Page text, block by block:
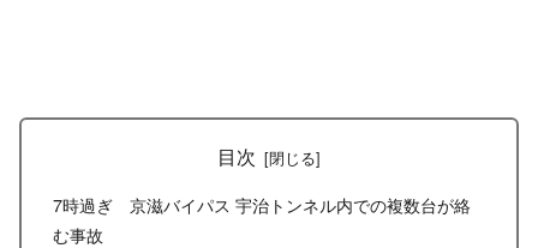
目次
7時過ぎ 京滋バイパス 宇治トンネル内での複数台が絡
む事故